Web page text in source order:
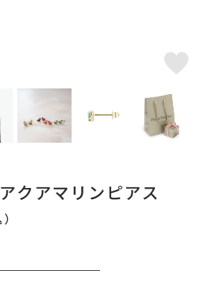
クアマリンピアス